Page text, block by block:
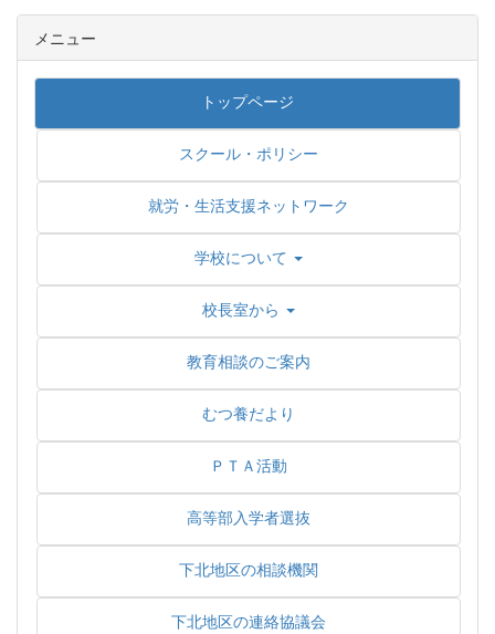
メニュー
トップページ
スクール・ポリシー
就労・生活支援ネットワーク
学校について
校長室から
教育相談のご案内
むつ養だより
ＰＴＡ活動
高等部入学者選抜
下北地区の相談機関
下北地区の連絡協議会